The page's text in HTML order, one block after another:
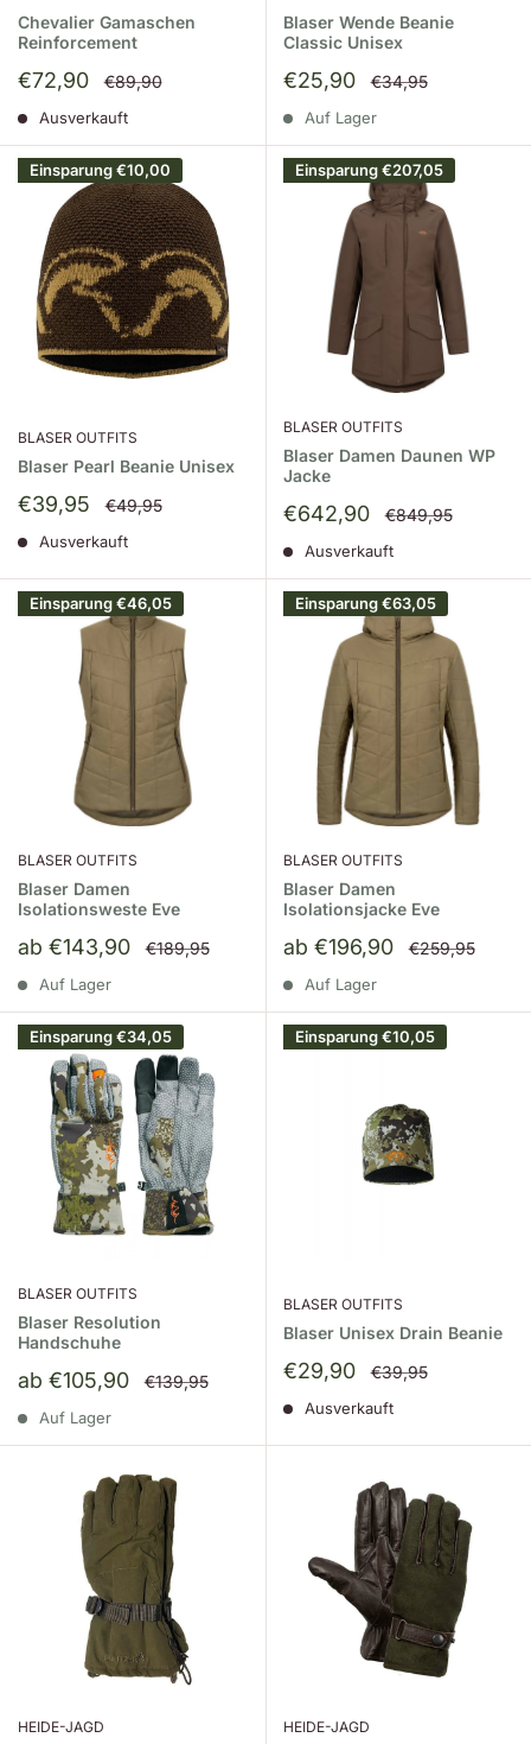
Chevalier Gamaschen
Reinforcement
Sonderpreis
€72,90 Normalpreis
€89,90
Ausverkauft
Blaser Wende Beanie
Classic Unisex
Sonderpreis
€25,90 Normalpreis
€34,95
Auf Lager
Einsparung€10,00
BLASER OUTFITS
Blaser Pearl Beanie Unisex
Sonderpreis
€39,95 Normalpreis
€49,95
Ausverkauft
Einsparung€207,05
BLASER OUTFITS
Blaser Damen Daunen WP
Jacke
Sonderpreis
€642,90 Normalpreis
€849,95
Ausverkauft
Einsparung€46,05
BLASER OUTFITS
Blaser Damen
Isolationsweste Eve
Sonderpreis
ab €143,90 Normalpreis
€189,95
Auf Lager
Einsparung€63,05
BLASER OUTFITS
Blaser Damen
Isolationsjacke Eve
Sonderpreis
ab €196,90 Normalpreis
€259,95
Auf Lager
Einsparung€34,05
BLASER OUTFITS
Blaser Resolution
Handschuhe
Sonderpreis
ab €105,90 Normalpreis
€139,95
Auf Lager
Einsparung€10,05
BLASER OUTFITS
Blaser Unisex Drain Beanie
Sonderpreis
€29,90 Normalpreis
€39,95
Ausverkauft
HEIDE-JAGD HEIDE-JAGD